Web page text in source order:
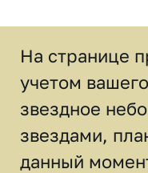
На странице
учетом
звездное
звездами,
данный